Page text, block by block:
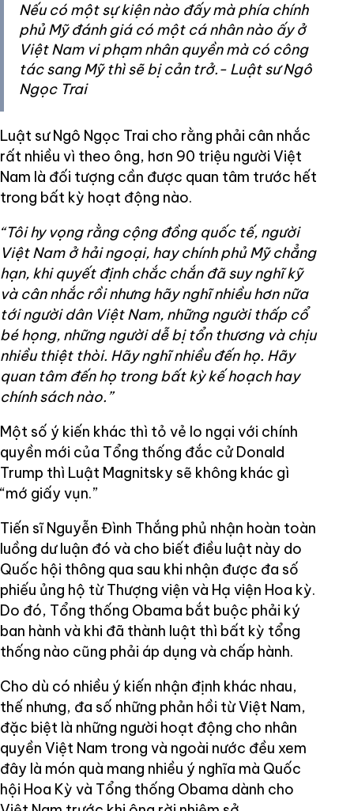
Nếu có một sự kiện nào đấy mà phía chính
phủ Mỹ đánh giá có một cá nhân nào ấy ở
Việt Nam vi phạm nhân quyền mà có công
tác sang Mỹ thì sẽ bị cản trở.- Luật sư Ngô
Ngọc Trai
Luật sư Ngô Ngọc Trai cho rằng phải cân nhắc
rất nhiều vì theo ông, hơn 90 triệu người Việt
Nam là đối tượng cần được quan tâm trước hết
trong bất kỳ hoạt động nào.
“Tôi hy vọng rằng cộng đồng quốc tế, người
Việt Nam ở hải ngoại, hay chính phủ Mỹ chẳng
hạn, khi quyết định chắc chắn đã suy nghĩ kỹ
và cân nhắc rồi nhưng hãy nghĩ nhiều hơn nữa
tới người dân Việt Nam, những người thấp cổ
bé họng, những người dễ bị tổn thương và chịu
nhiều thiệt thòi. Hãy nghĩ nhiều đến họ. Hãy
quan tâm đến họ trong bất kỳ kế hoạch hay
chính sách nào.”
Một số ý kiến khác thì tỏ vẻ lo ngại với chính
quyền mới của Tổng thống đắc cử Donald
Trump thì Luật Magnitsky sẽ không khác gì
“mớ giấy vụn.”
Tiến sĩ Nguyễn Đình Thắng phủ nhận hoàn toàn
luồng dư luận đó và cho biết điều luật này do
Quốc hội thông qua sau khi nhận được đa số
phiếu ủng hộ từ Thượng viện và Hạ viện Hoa kỳ.
Do đó, Tổng thống Obama bắt buộc phải ký
ban hành và khi đã thành luật thì bất kỳ tổng
thống nào cũng phải áp dụng và chấp hành.
Cho dù có nhiều ý kiến nhận định khác nhau,
thế nhưng, đa số những phản hồi từ Việt Nam,
đặc biệt là những người hoạt động cho nhân
quyền Việt Nam trong và ngoài nước đều xem
đây là món quà mang nhiều ý nghĩa mà Quốc
hội Hoa Kỳ và Tổng thống Obama dành cho